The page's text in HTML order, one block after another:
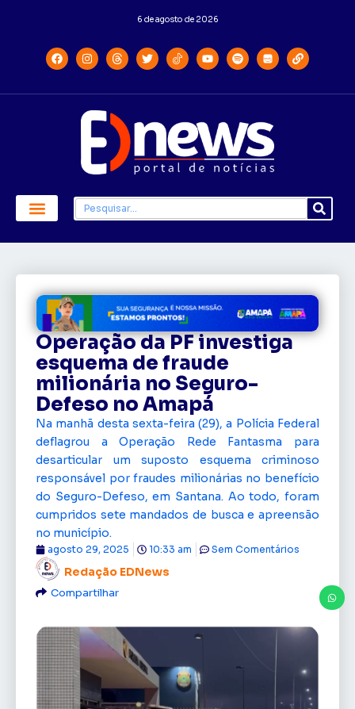
6 de agosto de 2026
Operação da PF investiga
esquema de fraude
milionária no Seguro-
Defeso no Amapá
Na manhã desta sexta-feira (29), a Polícia Federal
deflagrou a Operação Rede Fantasma para
desarticular um suposto esquema criminoso
responsável por fraudes milionárias no benefício
do Seguro-Defeso, em Santana. Ao todo, foram
cumpridos sete mandados de busca e apreensão
no município.
Redação EDNews
agosto 29, 2025 10:33 am Sem Comentários
Compartilhar